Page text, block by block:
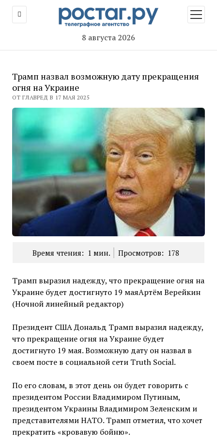
8 августа 2026
меню
Трамп назвал возможную дату прекращения
огня на Украине
ОТ ГЛАВРЕД В 17 МАЯ 2025
Время чтения: 1 мин. Просмотров: 178
Трамп выразил надежду, что прекращение огня на
Украине будет достигнуто 19 маяАртём Верейкин
(Ночной линейный редактор)
Президент США Дональд Трамп выразил надежду,
что прекращение огня на Украине будет
достигнуто 19 мая. Возможную дату он назвал в
своем посте в социальной сети Truth Social.
По его словам, в этот день он будет говорить с
президентом России Владимиром Путиным,
президентом Украины Владимиром Зеленским и
представителями НАТО. Трамп отметил, что хочет
прекратить «кровавую бойню».